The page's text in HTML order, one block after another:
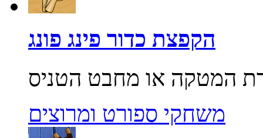
הקפצת כדור פינג פונג
משחקי ספורט ומרוצים